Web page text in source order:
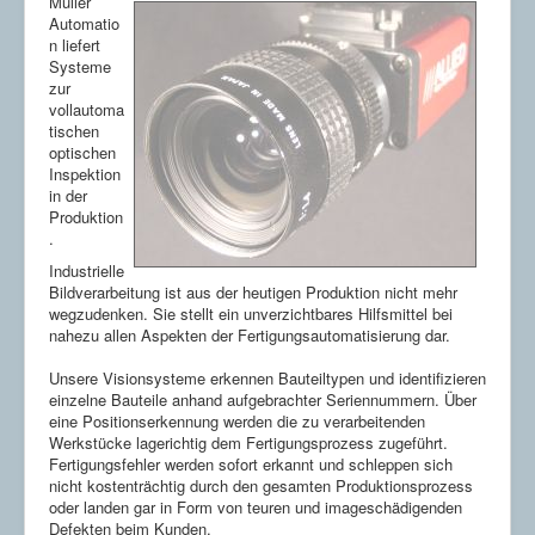
Anwesenheitskontrolle
Klarschriftlesen
Gussinspektion
Roboterführung
Encoderscheibenzentrierung
Branchen
Automotive
Biotechnik
Elektronik
Lebensmittel
Maschinenbau
Verpackung
Aktuelle Seite: Startseite
Automatio
n liefert
Systeme
zur
vollautoma
tischen
optischen
Inspektion
in der
Produktion
.
Industrielle
Bildverarbeitung ist aus der heutigen Produktion nicht mehr
wegzudenken. Sie stellt ein unverzichtbares Hilfsmittel bei
nahezu allen Aspekten der Fertigungsautomatisierung dar.
Unsere Visionsysteme erkennen Bauteiltypen und identifizieren
einzelne Bauteile anhand aufgebrachter Seriennummern. Über
eine Positionserkennung werden die zu verarbeitenden
Werkstücke lagerichtig dem Fertigungsprozess zugeführt.
Fertigungsfehler werden sofort erkannt und schleppen sich
nicht kostenträchtig durch den gesamten Produktionsprozess
oder landen gar in Form von teuren und imageschädigenden
Defekten beim Kunden.